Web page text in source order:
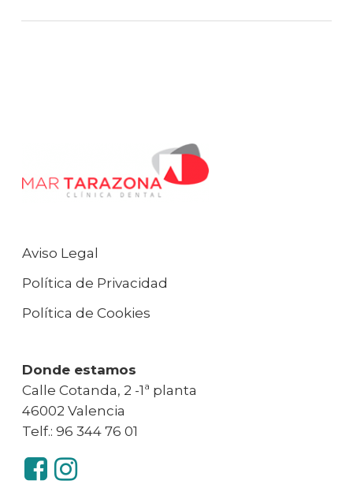
Aviso Legal
Política de Privacidad
Política de Cookies
Donde estamos
Calle Cotanda, 2 -1ª planta
46002 Valencia
Telf.: 96 344 76 01